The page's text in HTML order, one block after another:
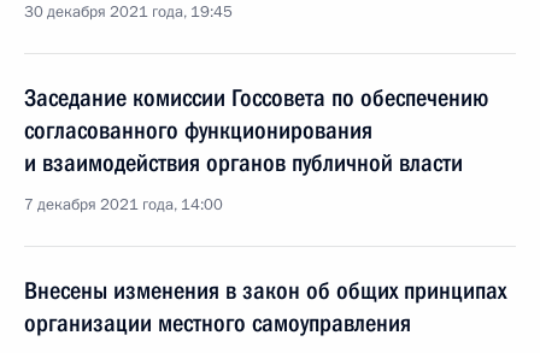
30 декабря 2021 года, 19:45
Заседание комиссии Госсовета по обеспечению
согласованного функционирования
и взаимодействия органов публичной власти
7 декабря 2021 года, 14:00
Внесены изменения в закон об общих принципах
организации местного самоуправления